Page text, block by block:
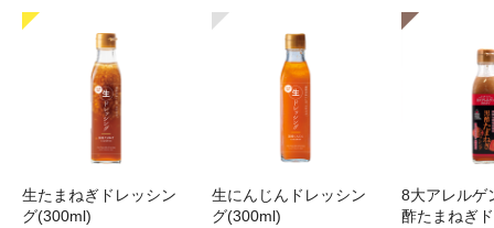
生たまねぎドレッシン
グ(300ml)
生にんじんドレッシン
グ(300ml)
8大アレルゲ
酢たまねぎ